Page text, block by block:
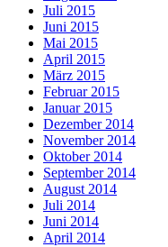
Juli 2015
Juni 2015
Mai 2015
April 2015
März 2015
Februar 2015
Januar 2015
Dezember 2014
November 2014
Oktober 2014
September 2014
August 2014
Juli 2014
Juni 2014
April 2014